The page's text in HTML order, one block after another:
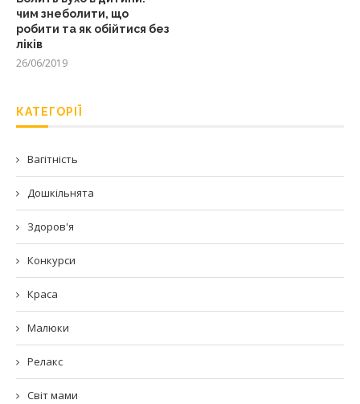
чим знеболити, що
робити та як обійтися без
ліків
26/06/2019
КАТЕГОРІЇ
Вагітність
Дошкільнята
Здоров'я
Конкурси
Краса
Малюки
Релакс
Світ мами